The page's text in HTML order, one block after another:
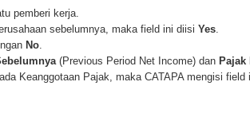
pemberi kerja.
sebelumnya, maka field ini diisi Yes.
No.
(Previous Period Net Income) dan Pajak
Keanggotaan Pajak, maka CATAPA mengisi field